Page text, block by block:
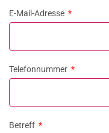
E-Mail-Adresse
Telefonnummer
Betreff